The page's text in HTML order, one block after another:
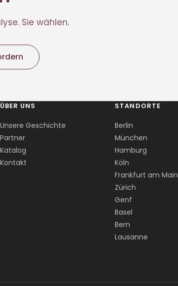
Sie wählen.
ÜBER UNS
Unsere Geschichte
Partner
Katalog
Kontakt
STANDORTE
Berlin
München
Hamburg
Köln
Frankfurt am Main
Zürich
Genf
Basel
Bern
Lausanne